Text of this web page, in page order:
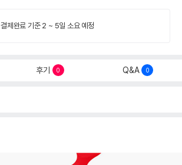
결제완료 기준 2 ~ 5일 소요 예정
후기 0 Q&A 0